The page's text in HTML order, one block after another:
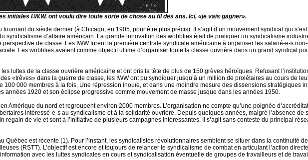
initiales I.W.W. ont voulu dire toute sorte de chose au fil des ans. Ici, «je vais gagner».
du siècle dernier (à Chicago, en 1905, pour être plus précis). Il s’agit d’un mouvement syndical qui
syndicalisme d’affaire américain. La grande innovation des wobblies était de pratiquer un syndicalisme
de classe. Les IWW furent la première centrale syndicale américaine à organiser les salarié-e-s
Les wobblies avaient comme objectif ultime d’organiser toute la classe ouvrière dans un grand syndicat
luttes de la classe ouvrière américaine et ont pris la tête de plus de 150 grèves héroïques. Refusant
«trêves» dans la guerre de classe, les IWW ont pu syndiquer jusqu’à un million de prolétaires au cours de
100 000 membres à la fois. Une répression inouïe, et dans une moindre mesure des dissensions stratégiques
années 1920 et son éclipse progressive comme mouvement de masse jusque dans les années 1950.
Amérique du nord et regroupent environ 2000 membres. L’organisation ne compte qu’une poignée
intéressé-e-s au syndicalisme et à la solidarité ouvrière. Depuis quelques années, malgré l’absence de
regain de vie et sont à l’initiative de plusieurs campagnes intéressantes. Il s’agit sans conteste du principal
Québec est récente (1). Pour l’instant, les syndicalistes révolutionnaires semblent se situer dans la continuité
(RSTT). L’objectif est encore et toujours de relancer le syndicalisme de combat en articulant l’action
avec les luttes syndicales en cours et syndicalisation éventuelle de groupes de travailleurs et de